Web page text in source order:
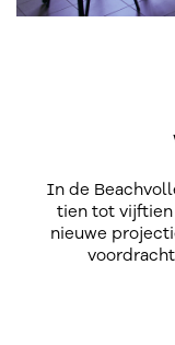
In de
tien tot vijftien
nieuwe